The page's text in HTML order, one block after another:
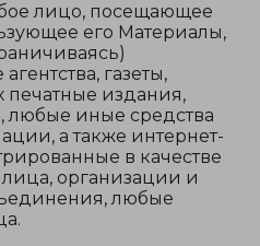
лицо, посещающее
его Материалы,
газеты,
издания,
любые иные средства
а также интернет-
в качестве
организации и
любые